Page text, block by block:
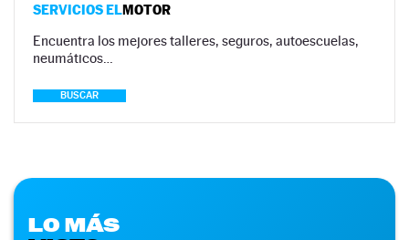
SERVICIOS ELMOTOR
Encuentra los mejores talleres, seguros, autoescuelas,
neumáticos…
BUSCAR
LO MÁS